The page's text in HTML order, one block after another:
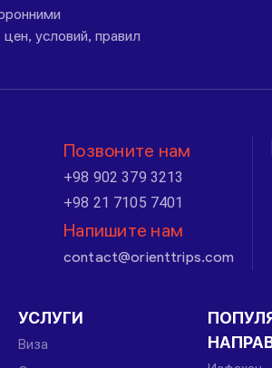
условий, правил
Позвоните нам
+98 902 379 3213
+98 21 7105 7401
Напишите нам
contact@orienttrips.com
УСЛУГИ
Виза